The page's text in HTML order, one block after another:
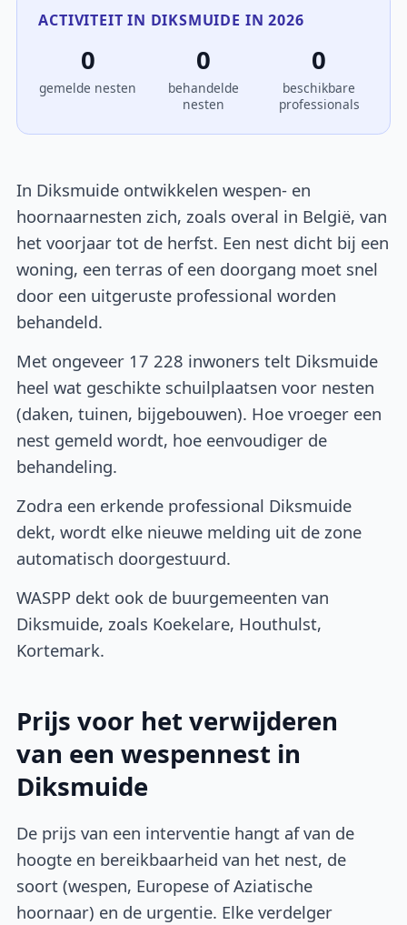
ACTIVITEIT IN DIKSMUIDE IN 2026
0
gemelde nesten
0
behandelde
nesten
0
beschikbare
professionals
In Diksmuide ontwikkelen wespen- en
hoornaarnesten zich, zoals overal in België, van
het voorjaar tot de herfst. Een nest dicht bij een
woning, een terras of een doorgang moet snel
door een uitgeruste professional worden
behandeld.
Met ongeveer 17 228 inwoners telt Diksmuide
heel wat geschikte schuilplaatsen voor nesten
(daken, tuinen, bijgebouwen). Hoe vroeger een
nest gemeld wordt, hoe eenvoudiger de
behandeling.
Zodra een erkende professional Diksmuide
dekt, wordt elke nieuwe melding uit de zone
automatisch doorgestuurd.
WASPP dekt ook de buurgemeenten van
Diksmuide, zoals Koekelare, Houthulst,
Kortemark.
Prijs voor het verwijderen
van een wespennest in
Diksmuide
De prijs van een interventie hangt af van de
hoogte en bereikbaarheid van het nest, de
soort (wespen, Europese of Aziatische
hoornaar) en de urgentie. Elke verdelger